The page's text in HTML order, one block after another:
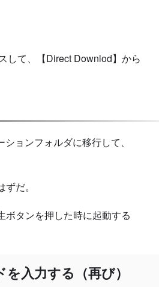
して、【Direct Downlod】から
ョンフォルダに移行して、
だ。
ボタンを押した時に起動する
入力する（再び）